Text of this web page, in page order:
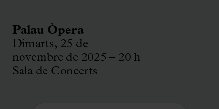
Palau Òpera
Dimarts, 25 de
novembre de 2025 – 20 h
Sala de Concerts